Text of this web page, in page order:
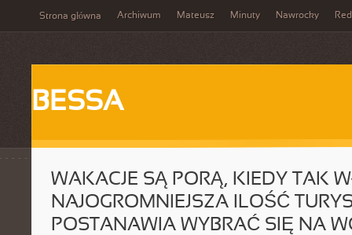
Strona główna Archiwum Mateusz Minuty Nawrocky
BESSA
WAKACJE SĄ PORĄ, KIEDY TAK
NAJOGROMNIEJSZA ILOŚĆ
POSTANAWIA WYBRAĆ SIĘ NA